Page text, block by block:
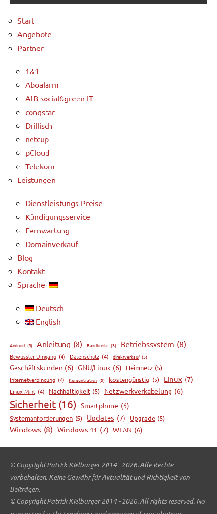
Start
Angebote
Partner
1&1
Aboalarm
AfB social&green IT
congstar
Drillisch
netcup
pCloud
Telekom
Leistungen
Dienstleistungs-Preise
Kündigungsservice
Fernwartung
Domainverkauf
Blog
Kontakt
Sprache:
Deutsch
English
Android (3) Anleitung (8) Bandbreite (3) Betriebssystem (8)
Bewusster Umgang (4) Datenschutz (4) direktverkauf (3)
Geschäftskunden (6) GNU/Linux (6) Heimnetz (5)
Internetverbindung (4) Konzentration (3) kostengünstig (5) Linux (7)
Linux Mint (4) Nachhaltigkeit (5) Netzwerkverkabelung (6)
Sicherheit (16) Smartphone (6)
Systemanforderungen (5) Updates (7) Upgrade (5)
Windows (8) Windows 11 (7) WLAN (6)
© Copyright Patrick Kielburger 2014 - 2026. Alle Rechte
vorbehalten. Keine Gewähr für Aktualität und Richtigkeit von
Beiträgen.
© Copyright Patrick Kielburger 2014 - 2026. All rights reserved. No